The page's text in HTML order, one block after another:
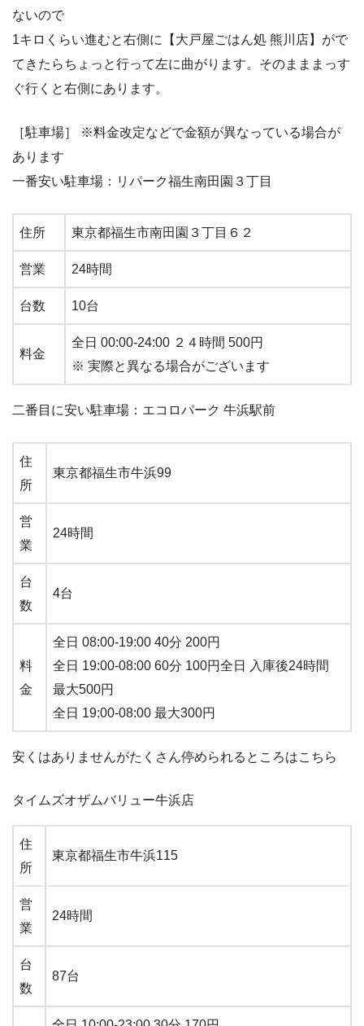
ないので
1キロくらい進むと右側に【大戸屋ごはん処 熊川店】がで
てきたらちょっと行って左に曲がります。そのまままっす
ぐ行くと右側にあります。
［駐車場］ ※料金改定などで金額が異なっている場合が
あります
一番安い駐車場：リパーク福生南田園３丁目
住所 東京都福生市南田園３丁目６２
営業 24時間
台数 10台
料金
全日 00:00-24:00 ２４時間 500円
※ 実際と異なる場合がございます
二番目に安い駐車場：エコロパーク 牛浜駅前
住
所
東京都福生市牛浜99
営
業
24時間
台
数
4台
料
金
全日 08:00-19:00 40分 200円
全日 19:00-08:00 60分 100円全日 入庫後24時間
最大500円
全日 19:00-08:00 最大300円
安くはありませんがたくさん停められるところはこちら
タイムズオザムバリュー牛浜店
住
所
東京都福生市牛浜115
営
業
24時間
台
数
87台